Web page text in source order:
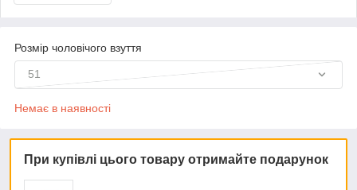
Розмір чоловічого взуття
51
Немає в наявності
При купівлі цього товару отримайте подарунок